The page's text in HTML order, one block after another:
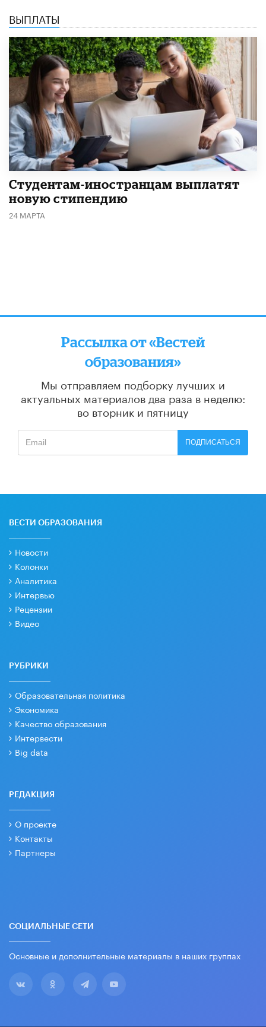
ВЫПЛАТЫ
Студентам-иностранцам выплатят
новую стипендию
24 МАРТА
Рассылка от «Вестей
образования»
Мы отправляем подборку лучших и
актуальных материалов два раза в неделю:
во вторник и пятницу
ПОДПИСАТЬСЯ
ВЕСТИ ОБРАЗОВАНИЯ
Новости
Колонки
Аналитика
Интервью
Рецензии
Видео
РУБРИКИ
Образовательная политика
Экономика
Качество образования
Интервести
Big data
РЕДАКЦИЯ
О проекте
Контакты
Партнеры
СОЦИАЛЬНЫЕ СЕТИ
Основные и дополнительные материалы в наших группах